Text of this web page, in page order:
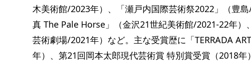
木美術館/2023年）、「瀬戸内国際芸術祭2022」（豊
真 The Pale Horse」（金沢21世紀美術館/2021-22年）
芸術劇場/2021年）など。主な受賞歴に「TERRADA
年）、第21回岡本太郎現代芸術賞 特別賞受賞（2018